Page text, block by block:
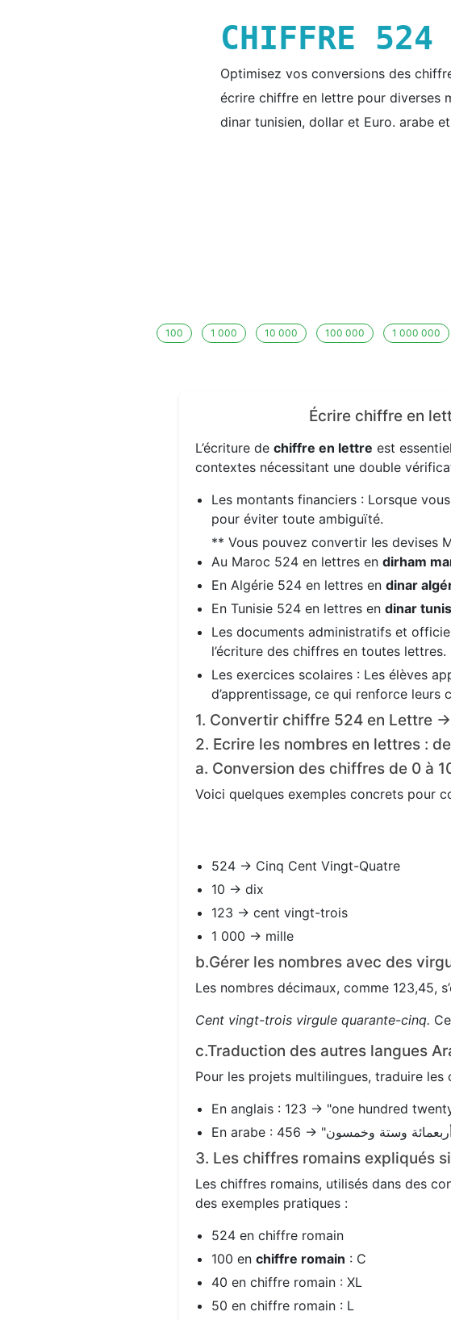
CHIFFRE 524
Optimisez vos conversions des
écrire chiffre en lettre pour diverses
dinar tunisien, dollar et Euro. arabe
100 1 000 10 000 100 000 1 000 000
Écrire chiffre en
L’écriture de chiffre en lettre est
contextes nécessitant une double
Les montants financiers : Lorsque
pour éviter toute ambiguïté.
** Vous pouvez convertir les devises
Au Maroc 524 en lettres en dirham
En Algérie 524 en lettres en dinar
En Tunisie 524 en lettres en dinar
Les documents administratifs et
l’écriture des chiffres en toutes lettres.
Les exercices scolaires : Les élèves
d’apprentissage, ce qui renforce leurs
1. Convertir chiffre 524 en Lettre
2. Ecrire les nombres en lettres :
a. Conversion des chiffres de 0 à
Voici quelques exemples concrets pour
524 → Cinq Cent Vingt-Quatre
10 → dix
123 → cent vingt-trois
1 000 → mille
b.Gérer les nombres avec des
Les nombres décimaux, comme 123,45,
Cent vingt-trois virgule quarante-cinq.
c.Traduction des autres langues
Pour les projets multilingues, traduire
En anglais : 123 → "one hundred
3. Les chiffres romains expliqués
Les chiffres romains, utilisés dans des
des exemples pratiques :
524 en chiffre romain
100 en chiffre romain : C
40 en chiffre romain : XL
50 en chiffre romain : L